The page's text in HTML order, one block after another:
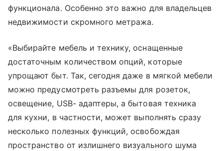
функционала. Особенно это важно для владельцев
недвижимости скромного метража.
«Выбирайте мебель и технику, оснащенные
достаточным количеством опций, которые
упрощают быт. Так, сегодня даже в мягкой мебели
можно предусмотреть разъемы для розеток,
освещение, USB- адаптеры, а бытовая техника
для кухни, в частности, может выполнять сразу
несколько полезных функций, освобождая
пространство от излишнего визуального шума